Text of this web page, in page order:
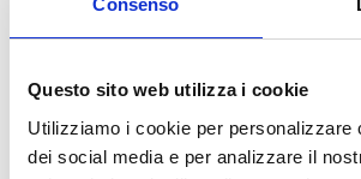
Consenso
Questo sito web utilizza i cookie
Utilizziamo i cookie per personalizzare
dei social media e per analizzare il